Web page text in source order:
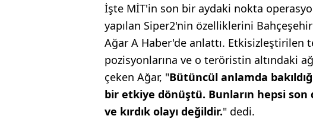
İşte MİT'in son bir aydaki nokta
yapılan Siper2'nin özelliklerini
Ağar A Haber'de anlattı.
pozisyonlarına ve o teröristin altındaki
çeken Ağar, "Bütüncül anlamda
bir etkiye dönüştü. Bunların hepsi son
ve kırdık olayı değildir." dedi.